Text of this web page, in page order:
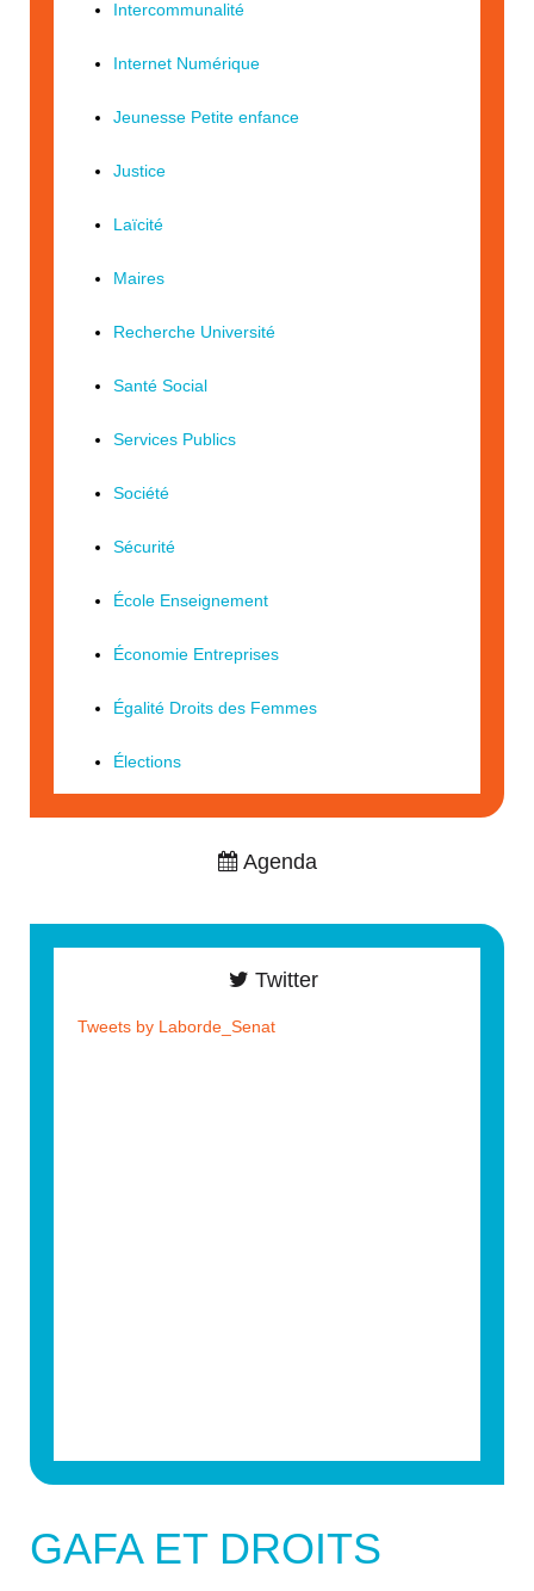
GAFA ET DROITS
Intercommunalité
Internet Numérique
Jeunesse Petite enfance
Justice
Laïcité
Maires
Recherche Université
Santé Social
Services Publics
Société
Sécurité
École Enseignement
Économie Entreprises
Égalité Droits des Femmes
Élections
Agenda
Twitter
Tweets by Laborde_Senat